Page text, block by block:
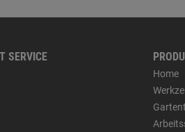
SERVICE
Home